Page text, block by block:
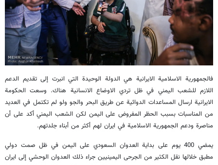
فالجمهورية الاسلامية الايرانية هي الدولة الوحيدة التي انبرت إلى تقديم الدعم
اللازم للشعب اليمني في ظل تردي الاوضاع الانسانية هناك. وسعت الحكومة
الايرانية ارسال المساعدات الدوائية عن طريق البحر والجو ولو لم تكتمل في العديد
من المناسبات بسبب الحظر المفروض على اليمن لكن الشعب اليمني أكد على أن
مناصرة ودعم الجمهورية الاسلامية في ايران لهم أكثر من أبناء جلدتهم.
يمضي 400 يوم على بداية العدوان السعودي على اليمن في ظل صمت دولي
مطبق خلالها نقل الكثير من الجرحى اليمينيين جراء ذلك العدوان الوحشي إلى ايران